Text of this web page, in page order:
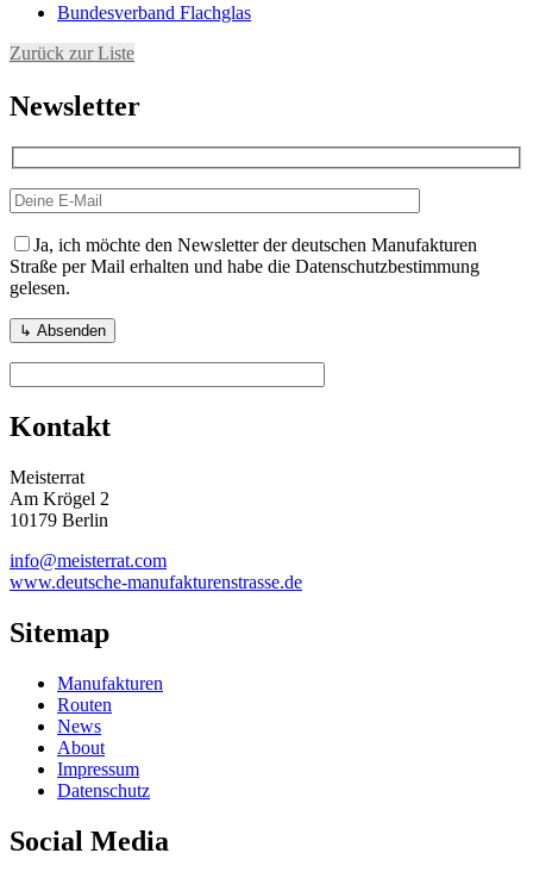
Bundesverband Flachglas
Zurück zur Liste
Newsletter
Ja, ich möchte den Newsletter der deutschen Manufakturen
Straße per Mail erhalten und habe die Datenschutzbestimmung
gelesen.
Kontakt
Meisterrat
Am Krögel 2
10179 Berlin
info@meisterrat.com
www.deutsche-manufakturenstrasse.de
Sitemap
Manufakturen
Routen
News
About
Impressum
Datenschutz
Social Media